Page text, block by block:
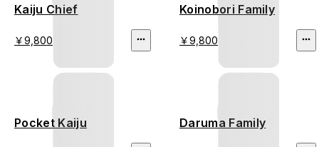
Kaiju Chief
￥9,800
Koinobori Family
￥9,800
Pocket Kaiju Daruma Family